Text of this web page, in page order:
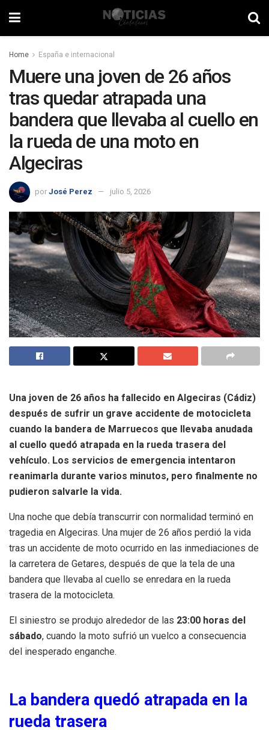
Home España e internacional
Muere una joven de 26 años
tras quedar atrapada una
bandera que llevaba al cuello en
la rueda de una moto en
Algeciras
por José Perez julio 5, 2026
Una joven de 26 años ha fallecido en Algeciras (Cádiz)
después de sufrir un grave accidente de motocicleta
cuando la bandera de Marruecos que llevaba anudada
al cuello quedó atrapada en la rueda trasera del
vehículo. Los servicios de emergencia intentaron
reanimarla durante varios minutos, pero finalmente no
pudieron salvarle la vida.
Una noche que debía transcurrir con normalidad terminó en
tragedia en Algeciras. Una mujer de 26 años perdió la vida
tras un accidente de moto ocurrido en las inmediaciones de
la carretera de Getares, después de que la tela de una
bandera que llevaba al cuello se enredara en la rueda
trasera de la motocicleta.
El siniestro se produjo alrededor de las 23:00 horas del
sábado, cuando la moto sufrió un vuelco a consecuencia
del inesperado enganche.
La bandera quedó atrapada en la
rueda trasera